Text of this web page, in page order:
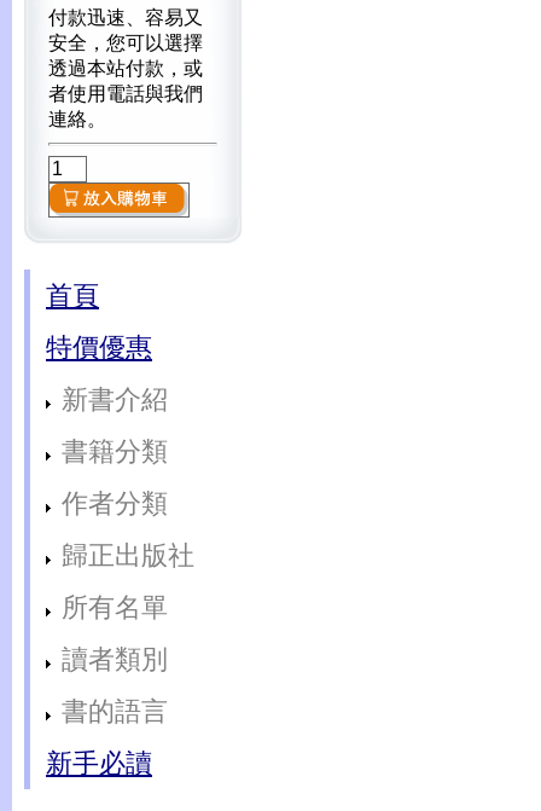
付款迅速、容易又
安全，您可以選擇
透過本站付款，或
者使用電話與我們
連絡。
首頁
特價優惠
新書介紹
書籍分類
作者分類
歸正出版社
所有名單
讀者類別
書的語言
新手必讀